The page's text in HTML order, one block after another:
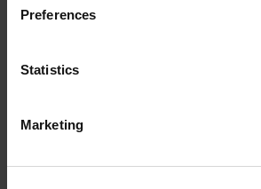
Preferences
Statistics
Marketing